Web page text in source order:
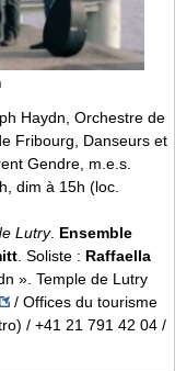
Haydn, Orchestre de
Fribourg, Danseurs et
Gendre, m.e.s.
dim à 15h (loc.
Lutry. Ensemble
. Soliste : Raffaella
». Temple de Lutry
/ Offices du tourisme
/ +41 21 791 42 04 /